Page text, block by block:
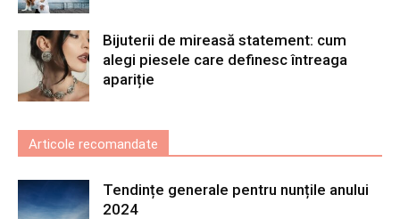
Bijuterii de mireasă statement: cum
alegi piesele care definesc întreaga
apariție
Articole recomandate
Tendințe generale pentru nunțile anului
2024